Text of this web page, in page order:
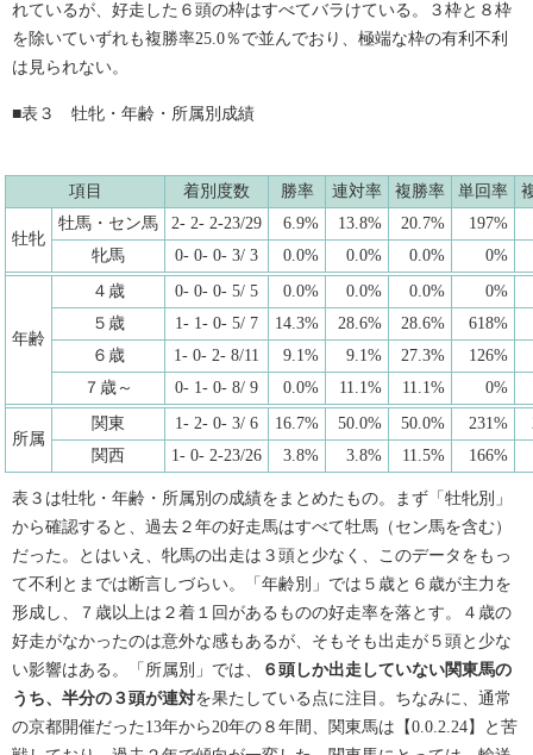
れているが、好走した６頭の枠はすべてバラけている。３枠と８枠
を除いていずれも複勝率25.0％で並んでおり、極端な枠の有利不利
は見られない。
■表３ 牡牝・年齢・所属別成績
項目 着別度数 勝率 連対率 複勝率 単回率
牡牝
牡馬・セン馬 2- 2- 2-23/29 6.9% 13.8% 20.7%
197%
牝馬
0- 0- 0- 3/ 3 0.0% 0.0% 0.0% 0%
年齢
４歳 0- 0- 0- 5/ 5 0.0% 0.0% 0.0%
0%
５歳
1- 1- 0- 5/ 7 14.3% 28.6% 28.6% 618%
６歳
1- 0- 2- 8/11 9.1% 9.1% 27.3% 126%
７歳～
0- 1- 0- 8/ 9 0.0% 11.1% 11.1% 0%
所属
関東 1- 2- 0- 3/ 6 16.7% 50.0% 50.0% 231%
関西
1- 0- 2-23/26 3.8% 3.8% 11.5% 166%
表３は牡牝・年齢・所属別の成績をまとめたもの。まず「牡牝別」
から確認すると、過去２年の好走馬はすべて牡馬（セン馬を含む）
だった。とはいえ、牝馬の出走は３頭と少なく、このデータをもっ
て不利とまでは断言しづらい。「年齢別」では５歳と６歳が主力を
形成し、７歳以上は２着１回があるものの好走率を落とす。４歳の
好走がなかったのは意外な感もあるが、そもそも出走が５頭と少な
い影響はある。「所属別」では、
６頭しか出走していない関東馬の
うち、半分の３頭が連対を果たしている点に注目。ちなみに、通常
の京都開催だった13年から20年の８年間、関東馬は【0.0.2.24】と苦